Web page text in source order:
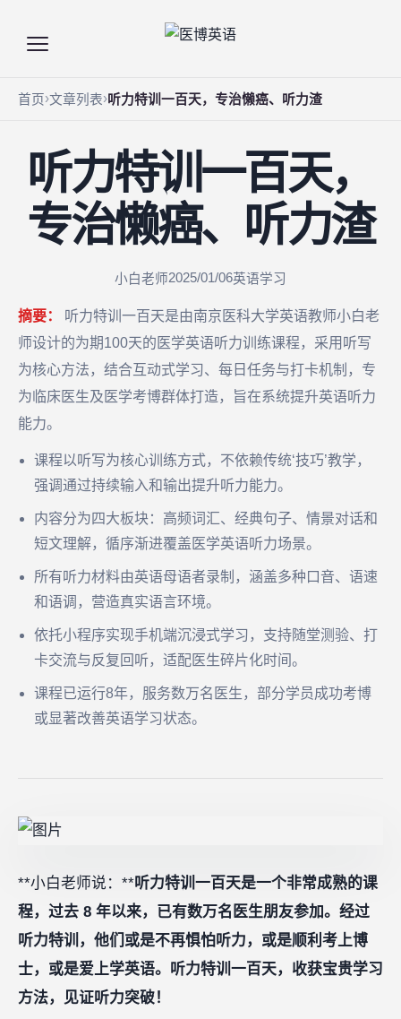
首页 文章列表 听力特训一百天，专治懒癌、听力渣
听力特训一百天，
专治懒癌、听力渣
小白老师2025/01/06英语学习
摘要：
听力特训一百天是由南京医科大学英语教师小白老
师设计的为期100天的医学英语听力训练课程，采用听写
为核心方法，结合互动式学习、每日任务与打卡机制，专
为临床医生及医学考博群体打造，旨在系统提升英语听力
能力。
课程以听写为核心训练方式，不依赖传统‘技巧’教学，
强调通过持续输入和输出提升听力能力。
内容分为四大板块：高频词汇、经典句子、情景对话和
短文理解，循序渐进覆盖医学英语听力场景。
所有听力材料由英语母语者录制，涵盖多种口音、语速
和语调，营造真实语言环境。
依托小程序实现手机端沉浸式学习，支持随堂测验、打
卡交流与反复回听，适配医生碎片化时间。
课程已运行8年，服务数万名医生，部分学员成功考博
或显著改善英语学习状态。
**小白老师说：**听力特训一百天是一个非常成熟的课
程，过去 8 年以来，已有数万名医生朋友参加。经过
听力特训，他们或是不再惧怕听力，或是顺利考上博
士，或是爱上学英语。听力特训一百天，收获宝贵学习
方法，见证听力突破！